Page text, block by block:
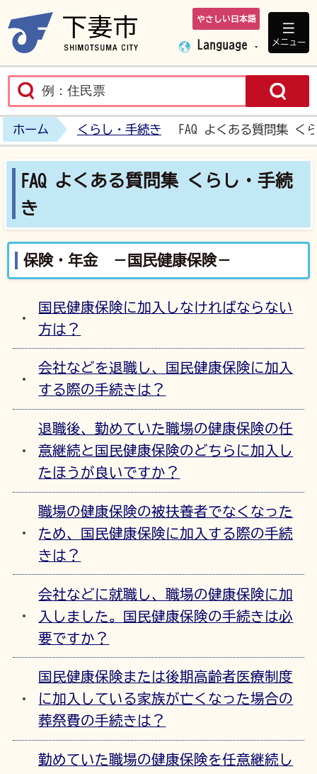
下妻市ホームペ
やさしい日本語
Language メニュー
ホーム くらし・手続き FAQ よくある質問集 く
FAQ よくある質問集 くらし・手続
き
保険・年金 －国民健康保険－
国民健康保険に加入しなければならない
方は？
会社などを退職し、国民健康保険に加入
する際の手続きは？
退職後、勤めていた職場の健康保険の任
意継続と国民健康保険のどちらに加入し
たほうが良いですか？
職場の健康保険の被扶養者でなくなった
ため、国民健康保険に加入する際の手続
きは？
会社などに就職し、職場の健康保険に加
入しました。国民健康保険の手続きは必
要ですか？
国民健康保険または後期高齢者医療制度
に加入している家族が亡くなった場合の
葬祭費の手続きは？
勤めていた職場の健康保険を任意継続し